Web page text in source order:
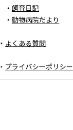
・ 飼育日記
・ 動物病院だより
・ よくある質問
・ プライバシーポリシー